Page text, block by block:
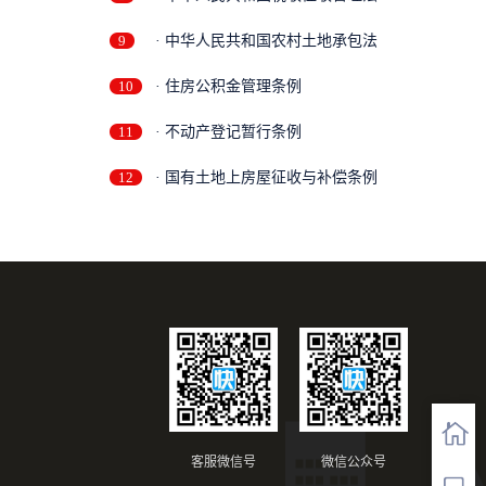
9 · 中华人民共和国农村土地承包法
10 · 住房公积金管理条例
11 · 不动产登记暂行条例
12 · 国有土地上房屋征收与补偿条例
微信公众号
客服微信号